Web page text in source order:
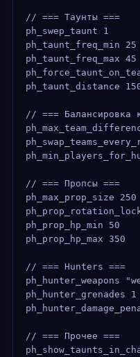
// === Таунты ===
ph_swep_taunt 1
ph_taunt_freq_min
ph_taunt_distance
// === Балансировка
// === Пропсы ===
ph_max_prop_size
ph_prop_hp_min 50
ph_prop_hp_max
// === Hunters ===
ph_hunter_weapons
// === Прочее ===